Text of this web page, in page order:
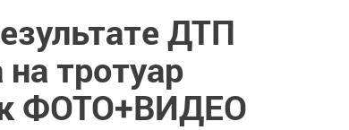
ДТП
тротуар
ФОТО+ВИДЕО